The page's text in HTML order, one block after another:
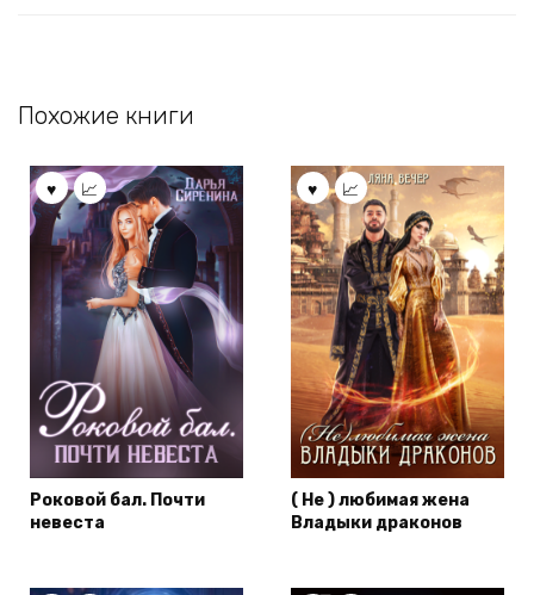
Похожие книги
Роковой бал. Почти
невеста
( Не ) любимая жена
Владыки драконов